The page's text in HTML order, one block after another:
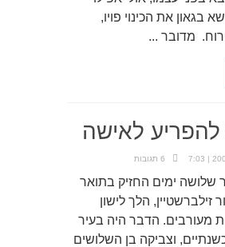
בגאון את הכינוי פויו,
מדובר ...
להפריע לאישה
6 תגובות
שלושה ימים החזיק בתואר
זילברשטיין, הלך לישון
מעורבים. הדבר היה בעיר
וצביקה בן השלושים